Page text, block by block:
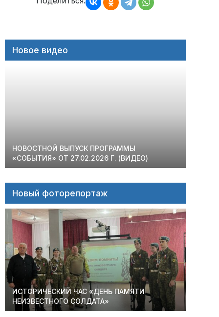
Новое видео
НОВОСТНОЙ ВЫПУСК ПРОГРАММЫ
«СОБЫТИЯ» ОТ 27.02.2026 Г. (ВИДЕО)
Новый фоторепортаж
ИСТОРИЧЕСКИЙ ЧАС «ДЕНЬ ПАМЯТИ
НЕИЗВЕСТНОГО СОЛДАТА»